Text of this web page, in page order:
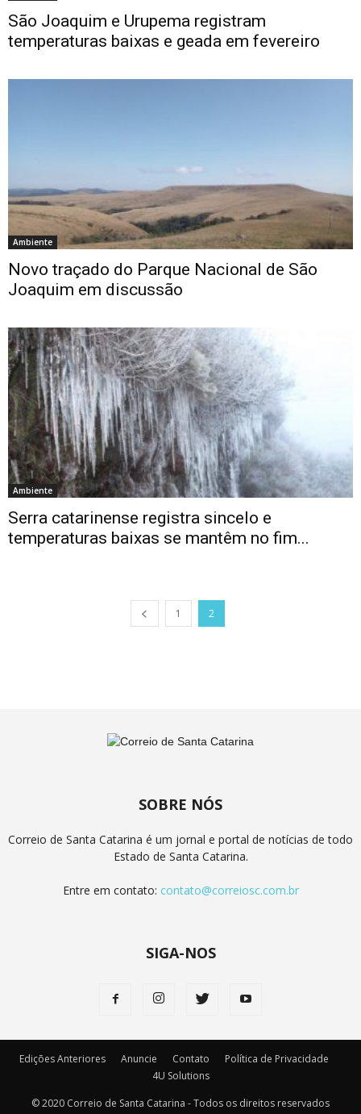
São Joaquim e Urupema registram
temperaturas baixas e geada em fevereiro
Ambiente
Novo traçado do Parque Nacional de São
Joaquim em discussão
Ambiente
Serra catarinense registra sincelo e
temperaturas baixas se mantêm no fim...
1 2
SOBRE NÓS
Correio de Santa Catarina é um jornal e portal de notícias de todo
Estado de Santa Catarina.
Entre em contato: contato@correiosc.com.br
SIGA-NOS
Edições Anteriores Anuncie Contato
Política de Privacidade
4U Solutions
© 2020 Correio de Santa Catarina - Todos os direitos reservados